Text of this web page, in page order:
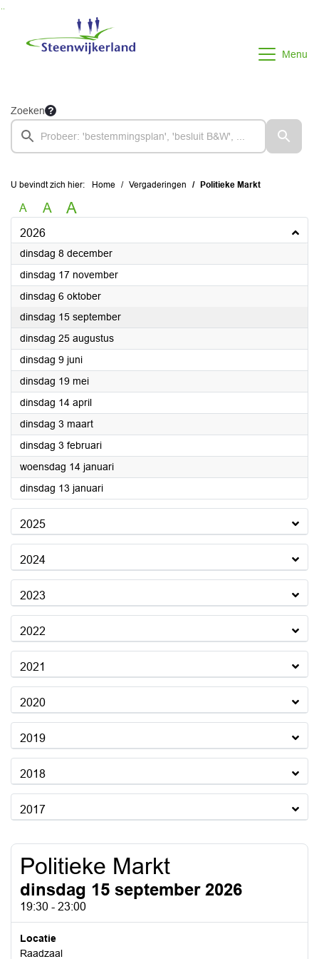
Ga naar de inhoud van deze pagina
Menu
Zoeken
U bevindt zich hier: Home Vergaderingen Politieke Markt
A A A
2026
dinsdag 8 december2026
dinsdag 17 november2026
dinsdag 6 oktober2026
dinsdag 15 september2026
dinsdag 25 augustus2026
dinsdag 9 juni2026
dinsdag 19 mei2026
dinsdag 14 april2026
dinsdag 3 maart2026
dinsdag 3 februari2026
woensdag 14 januari2026
dinsdag 13 januari2026
2025
2024
2023
2022
2021
2020
2019
2018
2017
Politieke Markt
dinsdag 15 september 2026
19:30 - 23:00
Locatie
Raadzaal